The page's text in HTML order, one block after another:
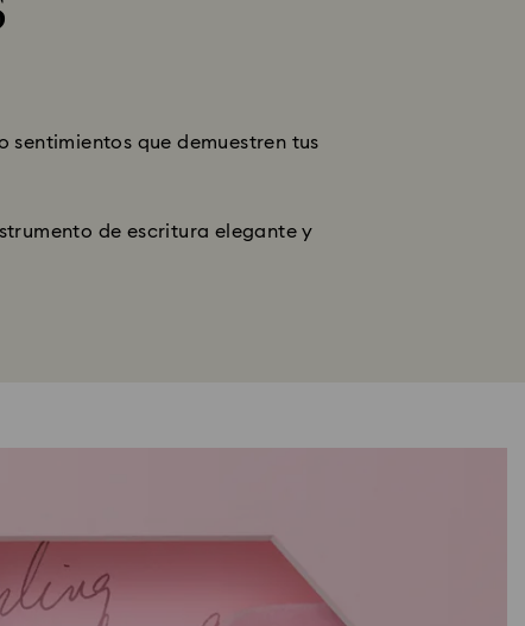
sentimientos que demuestren tus
de escritura elegante y